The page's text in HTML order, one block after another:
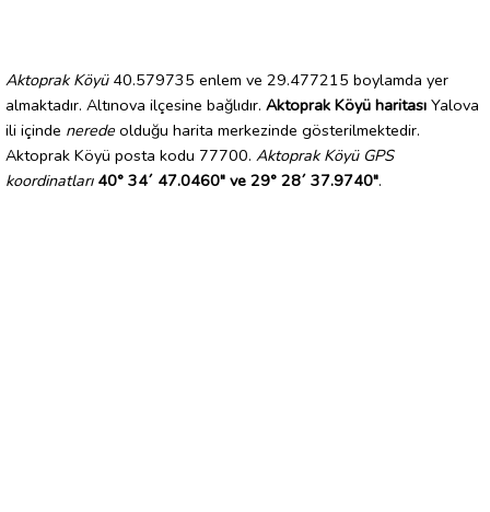
Aktoprak Köyü40.579735 enlem ve 29.477215 boylamda yer
almaktadır. Altınova ilçesine bağlıdır. Aktoprak Köyü haritası Yalova
ili içinde nerede olduğu harita merkezinde gösterilmektedir.
Aktoprak Köyü posta kodu 77700. Aktoprak Köyü GPS
koordinatları 40° 34´ 47.0460" ve 29° 28´ 37.9740".